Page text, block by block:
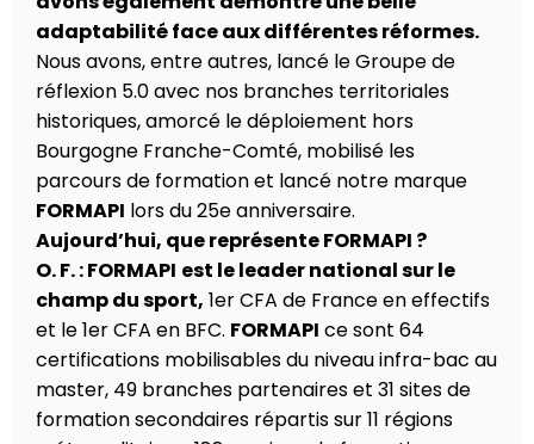
adaptabilité face aux différentes réformes.
Nous avons, entre autres, lancé le Groupe de
réflexion 5.0 avec nos branches territoriales
historiques, amorcé le déploiement hors
Bourgogne Franche-Comté, mobilisé les
parcours de formation et lancé notre marque
FORMAPI lors du 25e anniversaire.
Aujourd’hui, que représente FORMAPI ?
O. F. : FORMAPI est le leader national sur le
champ du sport, 1er CFA de France en effectifs
et le 1er CFA en BFC. FORMAPI ce sont 64
certifications mobilisables du niveau infra-bac au
master, 49 branches partenaires et 31 sites de
formation secondaires répartis sur 11 régions